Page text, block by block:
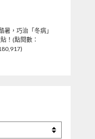
暑，巧治「冬病」
！(點閱數：